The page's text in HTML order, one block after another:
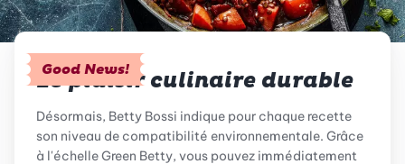
Good News!
Le plaisir culinaire durable
Désormais, Betty Bossi indique pour chaque recette
son niveau de compatibilité environnementale. Grâce
à l'échelle Green Betty, vous pouvez immédiatement